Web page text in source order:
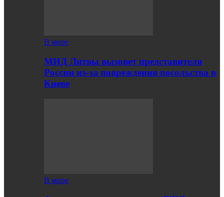
В мире
МИД Литвы вызовет представителя
России из-за повреждения посольства в
Киеве
В мире